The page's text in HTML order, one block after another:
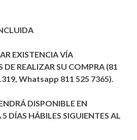
EXISTENCIA VÍA
DE REALIZAR SU COMPRA (81
Whatsapp 811 525 7365).
DISPONIBLE EN
DÍAS HÁBILES SIGUIENTES AL